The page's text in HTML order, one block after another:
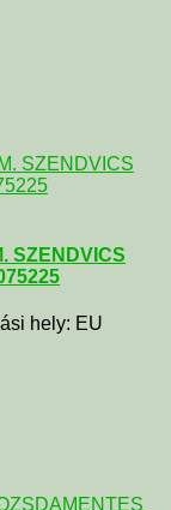
SZENDVICS
hely: EU